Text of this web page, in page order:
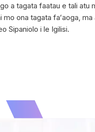
a tagata faatau e tali atu
ona tagata faʻaoga,
Sipaniolo i le Igilisi.